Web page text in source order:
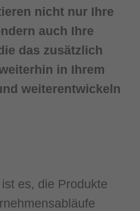
nicht nur Ihre
auch Ihre
das zusätzlich
in Ihrem
weiterentwickeln
es, die Produkte